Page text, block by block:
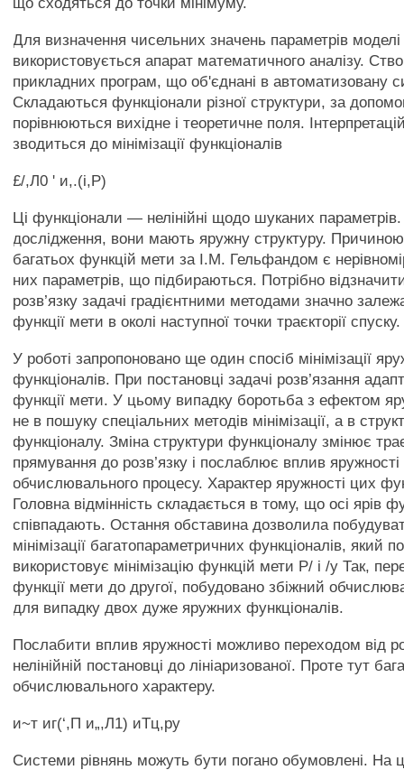
Для визначення чисельних значень параметрів моделі
використовується апарат математичного аналізу.
прикладних програм, що об'єднані в автоматизовану
Складаються функціонали різної структури, за
порівнюються вихідне і теоретичне поля.
зводиться до мінімізації функціоналів
£/,Л0 ' и,.(і,Р)
Ці функціонали — нелінійні щодо шуканих
дослідження, вони мають яружну структуру.
багатьох функцій мети за І.М. Гельфандом є
них параметрів, що підбираються. Потрібно
розв’язку задачі градієнтними методами значно
функції мети в околі наступної точки траєкторії спуску.
У роботі запропоновано ще один спосіб мінімізації
функціоналів. При постановці задачі розв’язання
функції мети. У цьому випадку боротьба з ефектом
не в пошуку спеціальних методів мінімізації, а в
функціоналу. Зміна структури функціоналу змінює
прямування до розв’язку і послаблює вплив яружності
обчислювального процесу. Характер яружності цих
Головна відмінність складається в тому, що осі ярів
співпадають. Остання обставина дозволила
мінімізації багатопараметричних функціоналів, який
використовує мінімізацію функцій мети Р/ і /у Так,
функції мети до другої, побудовано збіжний
для випадку двох дуже яружних функціоналів.
Послабити вплив яружності можливо переходом від
нелінійній постановці до лініаризованої. Проте тут
обчислювального характеру.
и~т иг(‘,П и„,Л1) иТц,ру
Системи рівнянь можуть бути погано обумовлені. На